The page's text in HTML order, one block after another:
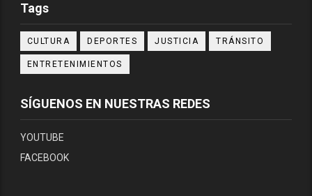
Tags
CULTURA DEPORTES JUSTICIA TRÁNSITO
ENTRETENIMIENTOS
SÍGUENOS EN NUESTRAS REDES
YOUTUBE
FACEBOOK